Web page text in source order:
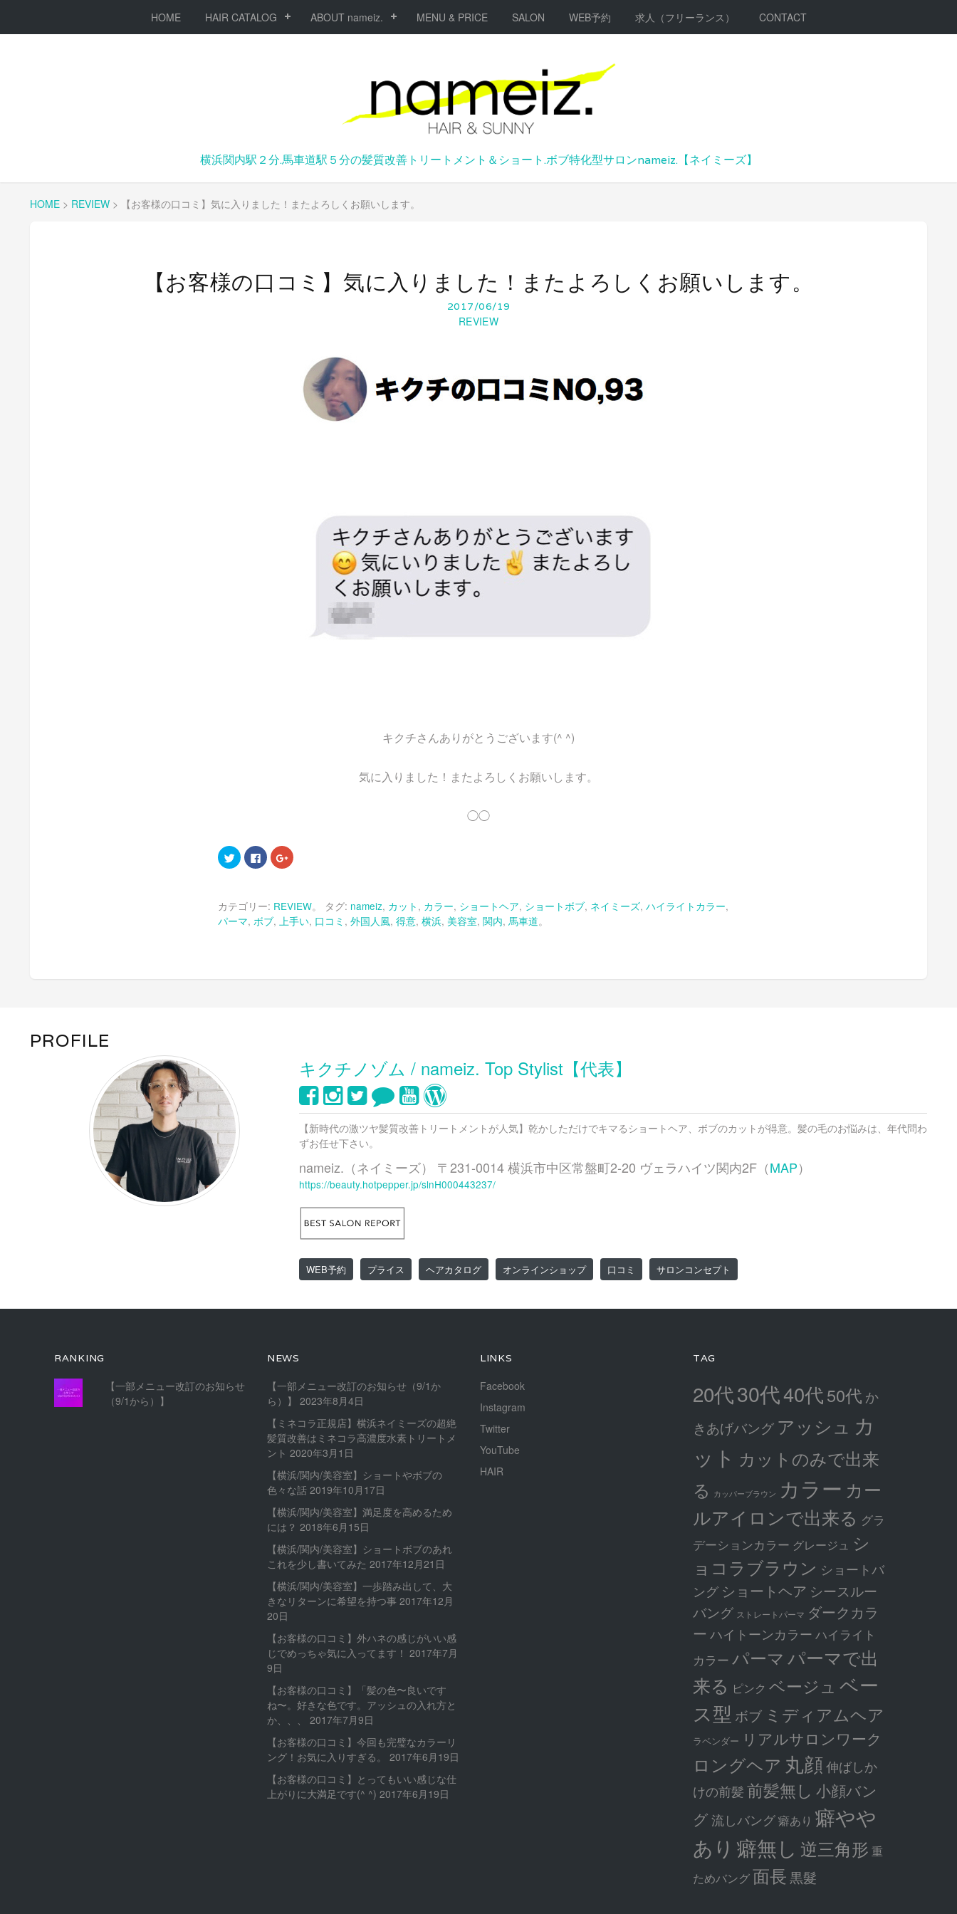
HOME HAIR CATALOG ABOUT nameiz. MENU & PRICE SALON WEB予約 求人（フリーランス） CONTACT
横浜関内駅２分.馬車道駅５分の髪質改善トリートメント＆ショート.ボブ特化型サロンnameiz.【ネイミーズ】
HOME > REVIEW > 【お客様の口コミ】気に入りました！またよろしくお願いします。
【お客様の口コミ】気に入りました！またよろしくお願いします。
2017/06/19
REVIEW
キクチさんありがとうございます(^ ^)
気に入りました！またよろしくお願いします。
◯◯
ク
リ
Twitter
共
ン
Facebook
で
に
は
ク
だ
ク
リ
Google+
で
共
ン
カテゴリー: REVIEW。 タグ: nameiz, カット , カラー, ショートヘア, ショートボブ, ネイミーズ,ハイライトカラー,
パーマ, ボブ, 上手い, 口コミ ,外国人風,得意,横浜, 美容室,関内, 馬車道。
PROFILE
キクチノゾム / nameiz. Top Stylist【代表】
【新時代の激ツヤ髪質改善トリートメントが人気】乾かしただけでキマるショートヘア、ボブのカットが得意。髪の毛のお悩みは、年代問わ
ずお任せ下さい。
nameiz.（ネイミーズ） 〒231-0014 横浜市中区常盤町2-20 ヴェラハイツ関内2F（MAP）
https://beauty.hotpepper.jp/slnH000443237/
WEB予約 プライス ヘアカタログ オンラインショップ 口コミ サロンコンセプト
RANKING
【一部メニュー改訂のお知らせ
（9/1から）】
NEWS
【一部メニュー改訂のお知らせ（9/1か
ら）】
2023年8月4日
【ミネコラ正規店】横浜ネイミーズの超絶
髪質改善はミネコラ高濃度水素トリートメ
ント 2020年3月1日
【横浜/関内/美容室】ショートやボブの
色々な話 2019年10月17日
【横浜/関内/美容室】満足度を高めるため
には？ 2018年6月15日
【横浜/関内/美容室】ショートボブのあれ
これを少し書いてみた 2017年12月21日
【横浜/関内/美容室】一歩踏み出して、大
きなリターンに希望を持つ事 2017年12月
20日
【お客様の口コミ】外ハネの感じがいい感
じでめっちゃ気に入ってます！ 2017年7月
9日
【お客様の口コミ】「髪の色〜良いです
ね〜。好きな色です。アッシュの入れ方と
か、、、
2017年7月9日
【お客様の口コミ】今回も完璧なカラーリ
ング！お気に入りすぎる。
2017年6月19日
【お客様の口コミ】とってもいい感じな仕
上がりに大満足です(^ ^) 2017年6月19日
LINKS
Facebook
Instagram
Twitter
YouTube
HAIR
TAG
20代30代40代50代 か
きあげバング アッシュ カ
ット カットのみで出来
る カッパーブラウン カラー カー
ルアイロンで出来る グラ
デーションカラー グレージュ シ
ョコラブラウン ショートバ
ング ショートヘア シースルー
バング ストレートパーマ ダークカラ
ー ハイトーンカラー ハイライト
カラー パーマ パーマで出
来る ピンク ベージュ ベー
ス型 ボブ ミディアムヘア
ラベンダー リアルサロンワーク
ロングヘア 丸顔伸ばしか
けの前髪前髪無し 小顔バン
グ流しバング癖あり 癖やや
あり 癖無し 逆三角形 重
ためバング面長黒髮